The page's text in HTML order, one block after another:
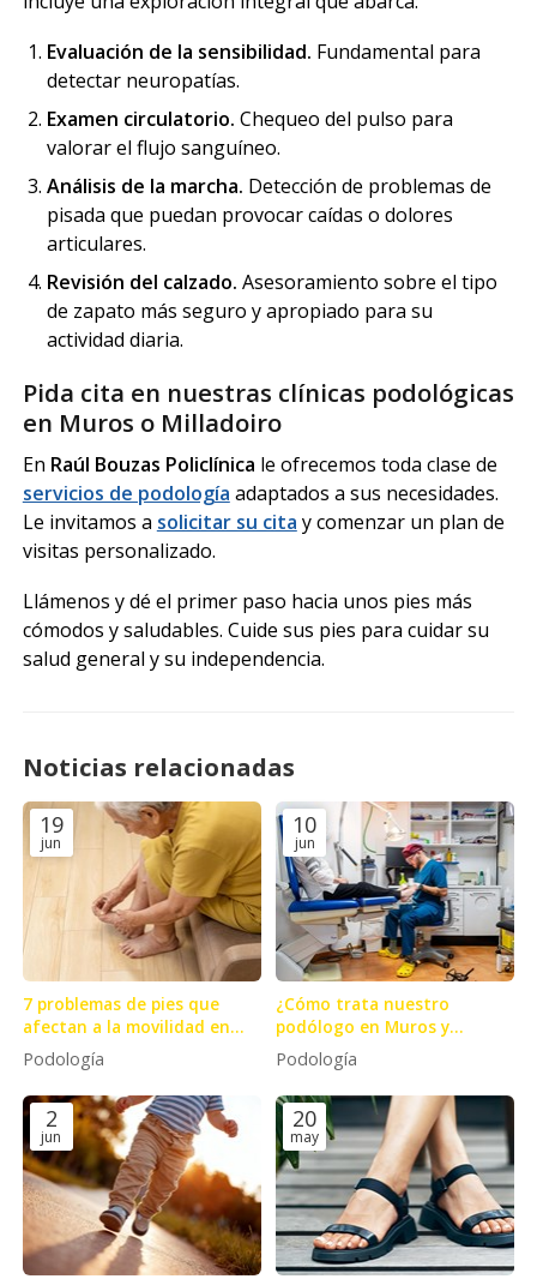
Evaluación de la sensibilidad. Fundamental para
detectar neuropatías.
Examen circulatorio. Chequeo del pulso para
valorar el flujo sanguíneo.
Análisis de la marcha. Detección de problemas de
pisada que puedan provocar caídas o dolores
articulares.
Revisión del calzado. Asesoramiento sobre el tipo
de zapato más seguro y apropiado para su
actividad diaria.
Pida cita en nuestras clínicas podológicas
en Muros o Milladoiro
En Raúl Bouzas Policlínica le ofrecemos toda clase de
servicios de podología adaptados a sus necesidades.
Le invitamos a solicitar su cita y comenzar un plan de
visitas personalizado.
Llámenos y dé el primer paso hacia unos pies más
cómodos y saludables. Cuide sus pies para cuidar su
salud general y su independencia.
Noticias relacionadas
19
jun
7 problemas de pies que
afectan a la movilidad en
mayores
Podología
10
jun
¿Cómo trata nuestro
podólogo en Muros y
Milladoiro el pie diabético?
Podología
2
jun
20
may